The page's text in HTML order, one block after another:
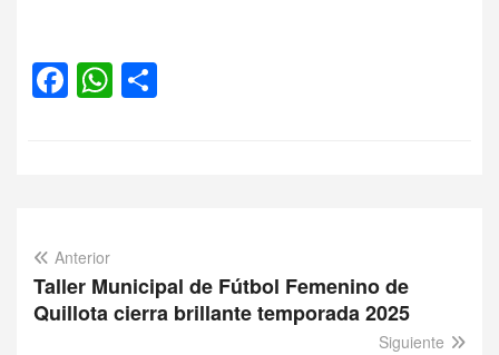
Facebook
WhatsApp
Anterior
Taller Municipal de Fútbol Femenino de
Quillota cierra brillante temporada 2025
Siguiente